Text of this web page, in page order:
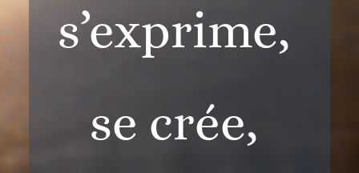
s’exprime, ​​
se crée,